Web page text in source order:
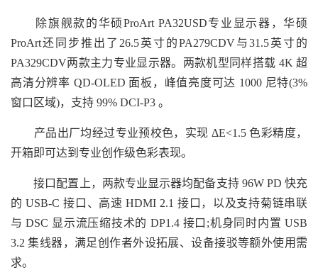
除旗舰款的华硕ProArt PA32USD专业显示器，华硕
ProArt还同步推出了26.5英寸的PA279CDV与31.5英寸的
PA329CDV两款主力专业显示器。两款机型同样搭载 4K 超
高清分辨率 QD-OLED 面板，峰值亮度可达 1000 尼特(3%
窗口区域)，支持 99% DCI-P3 。
产品出厂均经过专业预校色，实现 ΔE<1.5 色彩精度，
开箱即可达到专业创作级色彩表现。
接口配置上，两款专业显示器均配备支持 96W PD 快充
的 USB-C 接口、高速 HDMI 2.1 接口，以及支持菊链串联
与 DSC 显示流压缩技术的 DP1.4 接口;机身同时内置 USB
3.2 集线器，满足创作者外设拓展、设备接驳等额外使用需
求。